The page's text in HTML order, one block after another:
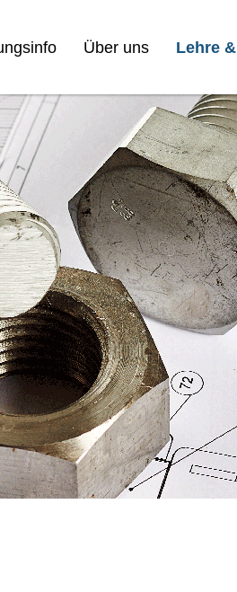
Über uns Lehre